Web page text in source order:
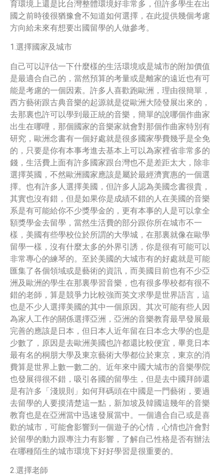
育環境上還是比台灣整體環境好非常多，但許多學生在出
國之前時後很猶豫會不知道如何選擇，在此提供幾個考慮
方向給未來有想要出國留學的人做參考。
1.選擇國家及城市
自己可以評估一下什麼樣的生活環境或是城市的附加價值
是最適合自己的，當然預算的考量或是離家的遠近也有可
能是考慮的一個因素。許多人喜歡跑歐洲，理由很簡單，
西方藝術跟古典音樂的起源就是從歐洲大陸發展出來的，
去那裏也許可以學到最正統的音樂，簡單的說哪個作曲家
出生在哪哩，那個國家的音樂家就會對那個作曲家特別有
研究，歐洲念書有一個好處就是很多國家學費幾乎是全免
的，只要是你有本事考進去基本上可以為家裡省非常多的
錢，生活費上面有許多國家跟台灣也不是差距太大，除非
選擇英國，不然歐洲國家應該是屬於最經濟實惠的一個選
擇。也有許多人選擇美國，但許多人認為美國念書很貴，
其實也沒有錯，但是如果你是成績不錯的人在美國的音樂
系是有可能給你不少獎學金的，更有本事的人是可以拿全
額獎學金去留學，當然生活費的部分跟你所在城市不一
樣，美國有些學校位於所謂的大學城，在那裏就像在歐學
留學一樣，沒有什麼太多的外界引誘，你是很有可能可以
非常專心的練琴的。至於美國的大城市有的好處就是可能
匯集了各個領域或是藝術的資訊，而美國目前也有不少亞
洲及歐洲的學生在那裏學習音樂，也有很多學校都有很不
錯的老師，算是競爭力比較強而英文求學是世界語言，這
也是不少人選擇美國的其中一個原因。其次可能有些人因
為家人工作的關係選擇亞洲，亞洲的音樂教育最早發展最
完善的應該是日本，但日本人近年留在日本念大學的也是
少數了，原因是去歐洲美國也許都還比較便宜，畢竟日本
最有名的桐朋大學及東京藝術大學都位於東京，東京的消
費算是世界上數一數二的。近年來中國大城市的音樂學院
也發展得很不錯，吸引各國的留學生，但是去中國拜師還
是有許多「淺規則」如何拜碼頭在中國是一門藝術，要過
去留學的人要摸清楚這一點，新加坡及韓國這幾年的音樂
教育也是在亞洲當中迅速發展當中。一個適合自己或是喜
歡的城市，可能會影響到一個遊子的心情，心情也許會對
於留學的動力跟專注力有影響，了解自己性格是否有辦法
在哪種陌生的城市環境下好好學習是很重要的。
2.選擇老師